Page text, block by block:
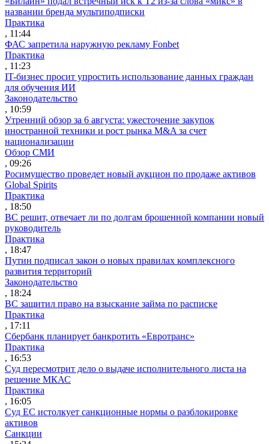
названии бренда мультиподписки
Практика
, 11:44
ФАС запретила наружную рекламу Fonbet
Практика
, 11:23
IT-бизнес просит упростить использование данных граждан
для обучения ИИ
Законодательство
, 10:59
Утренний обзор за 6 августа: ужесточение закупок
иностранной техники и рост рынка M&A за счет
национализации
Обзор СМИ
, 09:26
Росимущество проведет новый аукцион по продаже активов
Global Spirits
Практика
, 18:50
ВС решит, отвечает ли по долгам брошенной компании новый
руководитель
Практика
, 18:47
Путин подписал закон о новых правилах комплексного
развития территорий
Законодательство
, 18:24
ВС защитил право на взыскание займа по расписке
Практика
, 17:11
Сбербанк планирует банкротить «Евротранс»
Практика
, 16:53
Суд пересмотрит дело о выдаче исполнительного листа на
решение МКАС
Практика
, 16:05
Суд ЕС истолкует санкционные нормы о разблокировке
активов
Санкции